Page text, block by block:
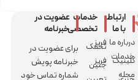
ارتباط
با ما
درباره ما
خدمات
کلینیک
مجله
خدمات
تخصصی
فریز
تخمک
فریز
جنین
عضویت در
خبرنامه
برای عضویت در
خبرنامه پویش
شماره تماس خود